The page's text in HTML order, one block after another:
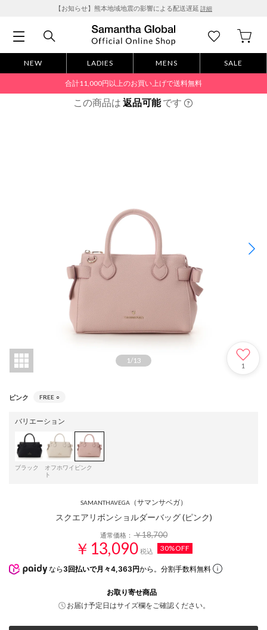
【お知らせ】熊本地域地震の影響による配送遅延 詳細
NEW LADIES MENS SALE
合計11,000円以上のお買い上げで送料無料
この商品は 返品可能です
1/13
1
ピンク FREE ○
バリエーション
ブラック
オフホワイ
ト
ピンク
SAMANTHAVEGA（サマンサベガ）
スクエアリボンショルダーバッグ (ピンク)
通常価格：￥18,700
￥13,090 税込 30%OFF
なら 3回払いで月々4,363円から。分割手数料無料
お取り寄せ商品
お届け予定日はサイズ欄をご確認ください。